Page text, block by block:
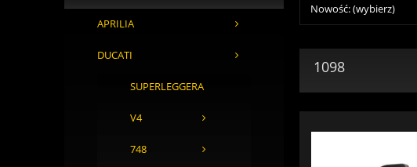
APRILIA
DUCATI
SUPERLEGGERA
V4
748
Nowość: (wybierz)
1098